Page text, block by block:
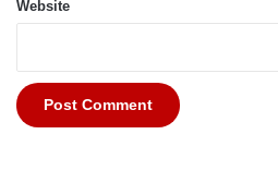
Website